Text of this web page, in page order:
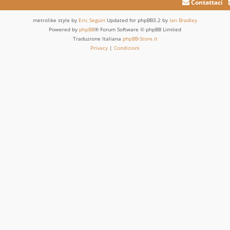
Contattaci
metrolike style by Eric Seguin Updated for phpBB3.2 by Ian Bradley
Powered by phpBB® Forum Software © phpBB Limited
Traduzione Italiana phpBB-Store.it
Privacy | Condizioni